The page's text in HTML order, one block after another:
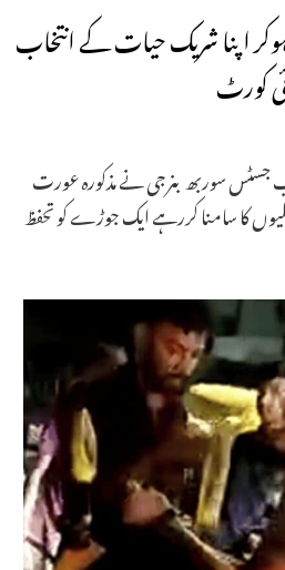
اپنا شریک حیات کے انتخاب
کورٹ
جسٹس سوربھ بنرجی نے مذکورہ عورت
کا سامنا کررہے ایک جوڑے کو تحفظ